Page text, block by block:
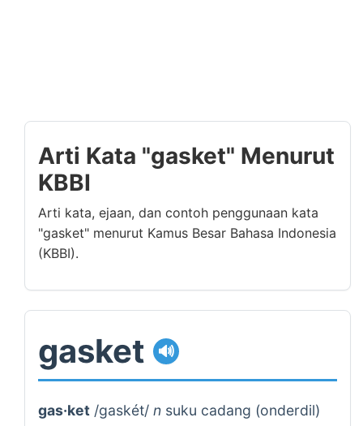
Arti Kata "gasket" Menurut
KBBI
Arti kata, ejaan, dan contoh penggunaan kata
"gasket" menurut Kamus Besar Bahasa Indonesia
(KBBI).
gasket 🔊
gas·ket /gaskét/ n suku cadang (onderdil)